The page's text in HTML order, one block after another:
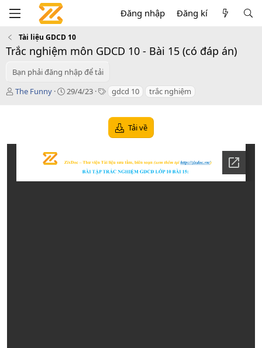
Đăng nhập Đăng kí
Tài liệu GDCD 10
Trắc nghiệm môn GDCD 10 - Bài 15 (có đáp án)
Bạn phải đăng nhập để tải
T
ả
The Funny
C
n
29/4/23
T
s
gdcd 10 trắc nghiệm
Tải về